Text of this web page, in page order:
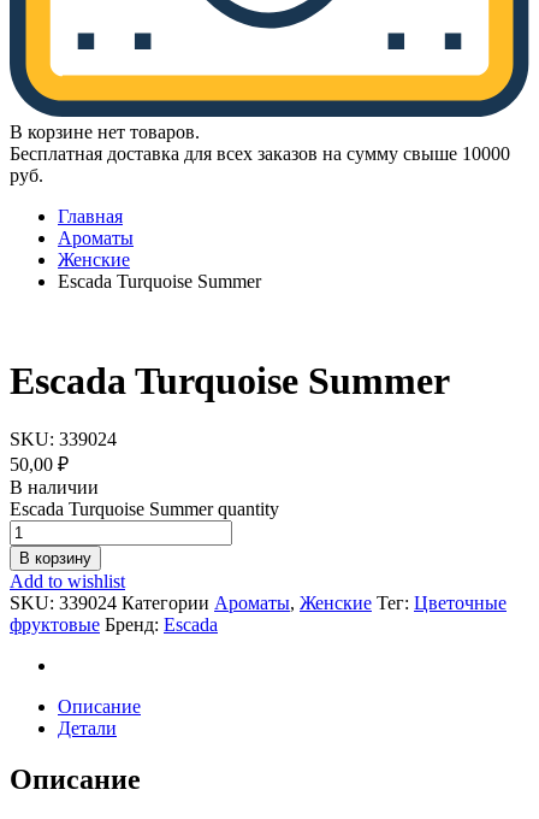
В корзине нет товаров.
Бесплатная доставка для всех заказов на сумму свыше 10000
руб.
Главная
Ароматы
Женские
Escada Turquoise Summer
Escada Turquoise Summer
SKU: 339024
50,00 ₽
В наличии
Escada Turquoise Summer quantity
В корзину
Add to wishlist
SKU: 339024 Категории Ароматы, Женские Тег: Цветочные
фруктовые Бренд: Escada
Описание
Детали
Описание